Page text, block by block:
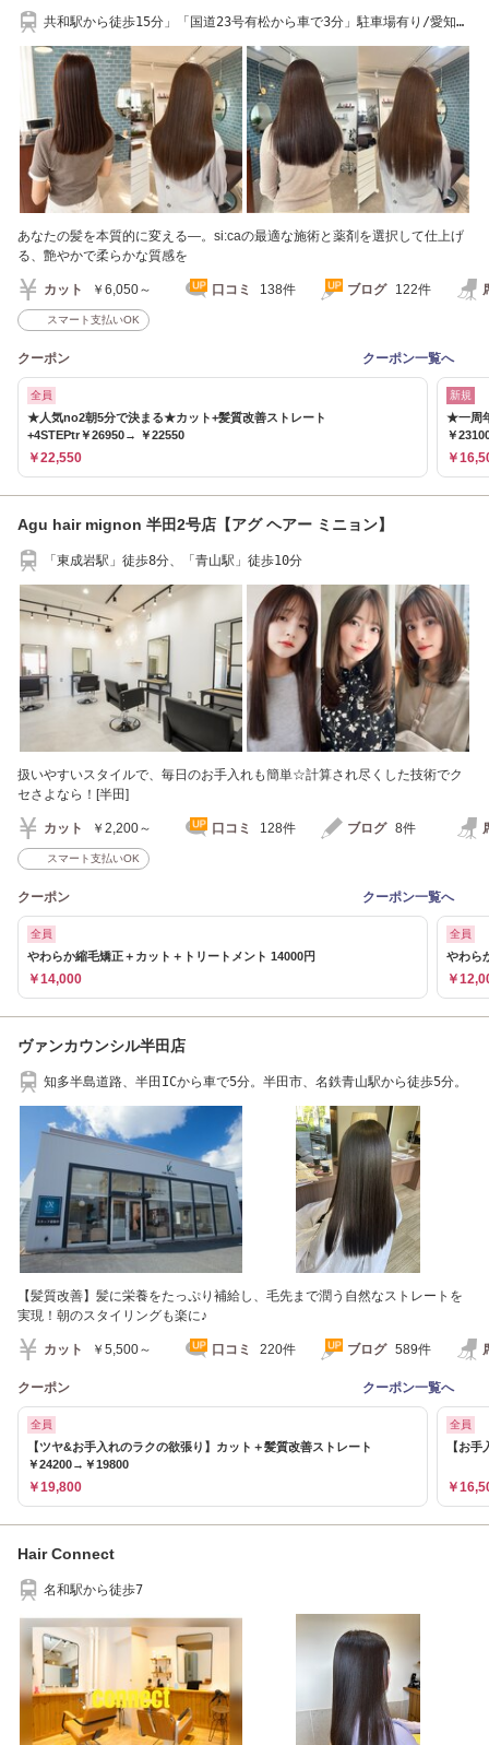
共和駅から徒歩15分」「国道23号有松から車で3分」駐車場有り/愛知
あなたの髪を本質的に変える―。si:caの最適な施術と薬剤を選択して仕上げ
る、艶やかで柔らかな質感を
カット ￥6,050～ 口コミ 138件 ブログ 122件
スマート支払いOK
クーポン クーポン一覧へ
全員
★人気no2朝5分で決まる★カット+髪質改善ストレート
+4STEPtr￥26950→ ￥22550
￥22,550
新規
★一周
￥
￥
Agu hair mignon 半田2号店【アグ ヘアー ミニョン】
「東成岩駅」徒歩8分、「青山駅」徒歩10分
扱いやすいスタイルで、毎日のお手入れも簡単☆計算され尽くした技術でク
セさよなら！[半田]
カット ￥2,200～ 口コミ 128件 ブログ 8件
スマート支払いOK
クーポン クーポン一覧へ
全員
やわらか縮毛矯正＋カット＋トリートメント 14000円
￥14,000
全員
やわら
￥
ヴァンカウンシル半田店
知多半島道路、半田ICから車で5分。半田市、名鉄青山駅から徒歩5分。
【髪質改善】髪に栄養をたっぷり補給し、毛先まで潤う自然なストレートを
実現！朝のスタイリングも楽に♪
カット ￥5,500～ 口コミ 220件 ブログ 589件
クーポン クーポン一覧へ
全員
【ツヤ&お手入れのラクの欲張り】カット＋髪質改善ストレート
￥24200→￥19800
￥19,800
全員
【お
￥
Hair Connect
名和駅から徒歩7